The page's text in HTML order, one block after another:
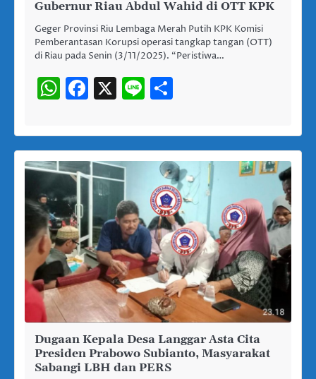
Gubernur Riau Abdul Wahid di OTT KPK
Geger Provinsi Riu Lembaga Merah Putih KPK Komisi
Pemberantasan Korupsi operasi tangkap tangan (OTT)
di Riau pada Senin (3/11/2025). “Peristiwa…
WhatsApp
Facebook
X Line
Dugaan Kepala Desa Langgar Asta Cita
Presiden Prabowo Subianto, Masyarakat
Sabangi LBH dan PERS